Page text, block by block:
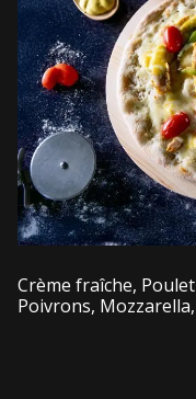
Crème fraîche,
Poivrons,